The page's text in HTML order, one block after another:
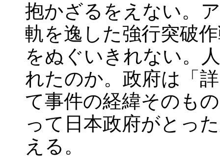
抱かざるをえない。
軌を逸した強行突破
をぬぐいきれない。
れたのか。政府は「
て事件の経緯そのも
って日本政府がとっ
える。